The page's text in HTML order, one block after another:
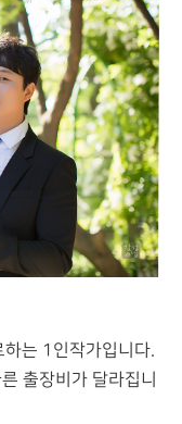
는 1인작가입니다.
출장비가 달라집니